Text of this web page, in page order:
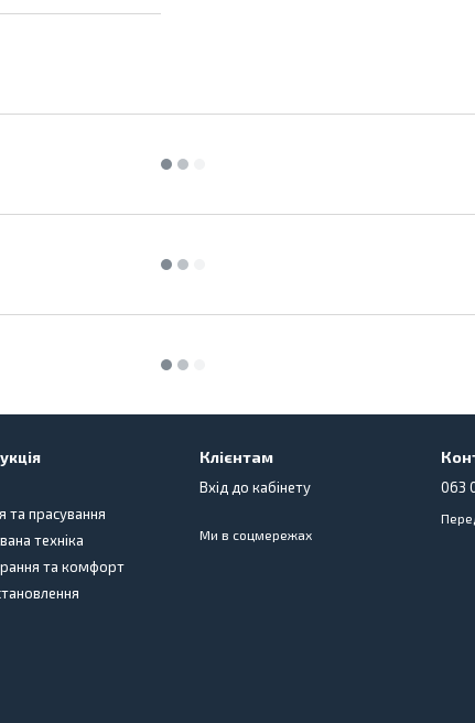
та прасування
техніка
та комфорт
Клієнтам
Вхід до кабінету
Ми в соцмережах
063